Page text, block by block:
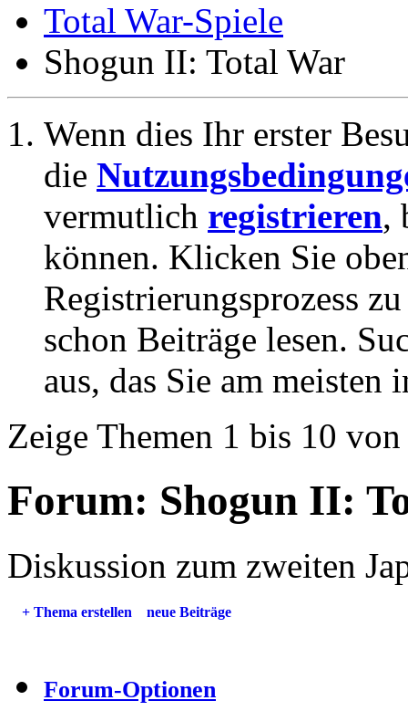
Total War-Spiele
Shogun II: Total War
Wenn dies Ihr erster
die
vermutlich registrieren,
können. Klicken Sie
Registrierungsprozess
schon Beiträge lesen.
aus, das Sie am meisten
Zeige Themen 1 bis 10
Forum: Shogun II:
Diskussion zum zweiten
+ Thema erstellen neue Beiträge
Forum-Optionen